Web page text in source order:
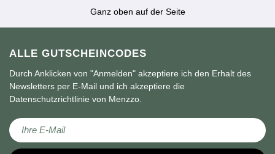
Ganz oben auf der Seite
ALLE GUTSCHEINCODES
Durch Anklicken von "Anmelden" akzeptiere ich den Erhalt des
Newsletters per E-Mail und ich akzeptiere die
Datenschutzrichtlinie von Menzzo.
Melden Sie sich für unseren Newsletter an: